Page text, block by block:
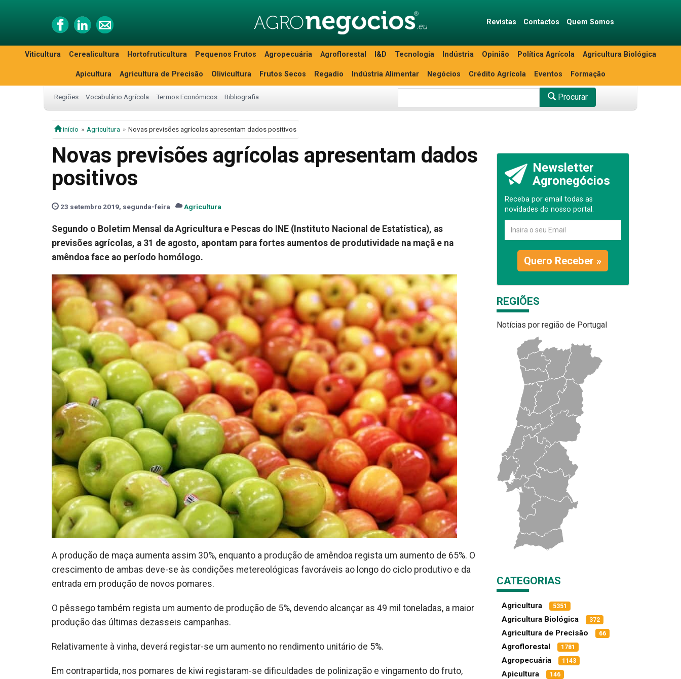
Revistas Contactos Quem Somos
Viticultura Cerealicultura Hortofruticultura Pequenos Frutos Agropecuária Agroflorestal I&D Tecnologia Indústria Opinião Política Agrícola Agricultura Biológica
Apicultura Agricultura de Precisão Olivicultura Frutos Secos Regadio Indústria Alimentar Negócios Crédito Agrícola Eventos Formação
Regiões Vocabulário Agrícola Termos Económicos Bibliografia Procurar
início Agricultura Novas previsões agrícolas apresentam dados positivos
Novas previsões agrícolas apresentam dados
positivos
23 setembro 2019, segunda-feira Agricultura
Segundo o Boletim Mensal da Agricultura e Pescas do INE (Instituto Nacional de Estatística), as
previsões agrícolas, a 31 de agosto, apontam para fortes aumentos de produtividade na maçã e na
amêndoa face ao período homólogo.
A produção de maça aumenta assim 30%, enquanto a produção de amêndoa regista um aumento de 65%. O
crescimento de ambas deve-se às condições metereológicas favoráveis ao longo do ciclo produtivo e da
entrada em produção de novos pomares.
O pêssego também regista um aumento de produção de 5%, devendo alcançar as 49 mil toneladas, a maior
produção das últimas dezasseis campanhas.
Relativamente à vinha, deverá registar-se um aumento no rendimento unitário de 5%.
Em contrapartida, nos pomares de kiwi registaram-se dificuldades de polinização e vingamento do fruto,
Newsletter
Agronegócios
Receba por email todas as
novidades do nosso portal.
Quero Receber »
REGIÕES
Notícias por região de Portugal
CATEGORIAS
Agricultura 5351
Agricultura Biológica 372
Agricultura de Precisão 66
Agroflorestal 1781
Agropecuária 1143
Apicultura 146